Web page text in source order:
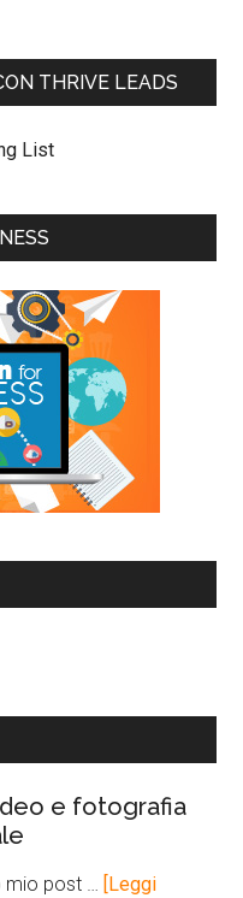
THRIVE LEADS
e fotografia
mio post …
[Leggi